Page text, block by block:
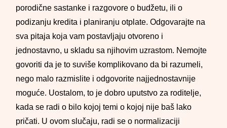
porodične sastanke i razgovore o budžetu, ili o
podizanju kredita i planiranju otplate. Odgovarajte na
sva pitaja koja vam postavljaju otvoreno i
jednostavno, u skladu sa njihovim uzrastom. Nemojte
govoriti da je to suviše komplikovano da bi razumeli,
nego malo razmislite i odgovorite najjednostavnije
moguće. Uostalom, to je dobro uputstvo za roditelje,
kada se radi o bilo kojoj temi o kojoj nije baš lako
pričati. U ovom slučaju, radi se o normalizaciji